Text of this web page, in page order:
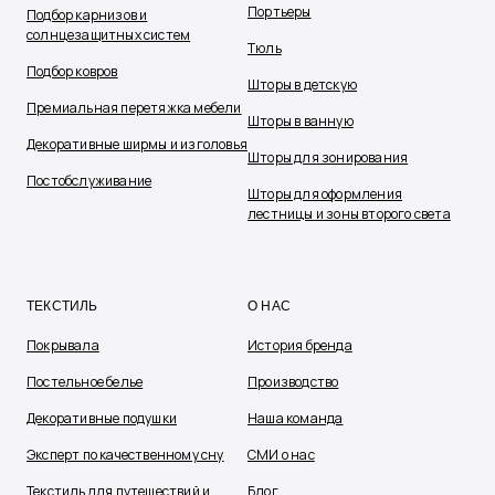
Подбор карнизов и
солнцезащитных систем
Подбор ковров
Премиальная перетяжка мебели
Декоративные ширмы и изголовья
Постобслуживание
Портьеры
Тюль
Шторы в детскую
Шторы в ванную
Шторы для зонирования
Шторы для оформления
лестницы и зоны второго света
ТЕКСТИЛЬ
Покрывала
Постельное белье
Декоративные подушки
Эксперт по качественному сну
Текстиль для путешествий и
О НАС
История бренда
Производство
Наша команда
СМИ о нас
Блог